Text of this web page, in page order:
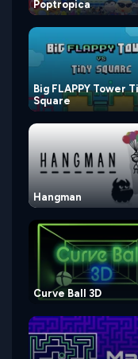
Poptropica
Big FLAPPY Tower
Square
Hangman
Curve Ball 3D